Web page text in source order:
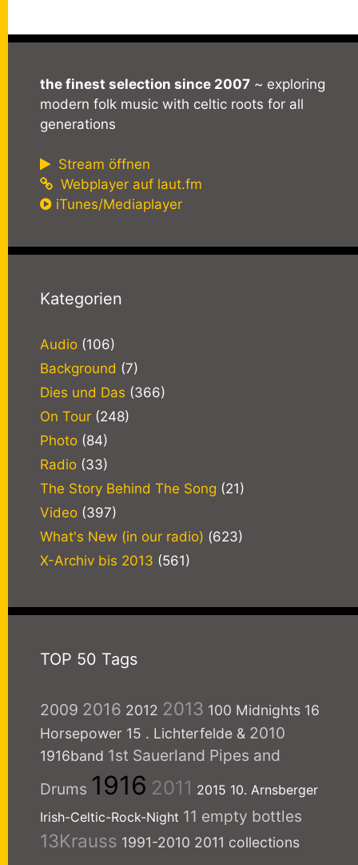
the finest selection since 2007 ~ exploring
modern folk music with celtic roots for all
generations
Stream öffnen
Webplayer auf laut.fm
iTunes/Mediaplayer
Kategorien
Audio (106)
Background (7)
Dies und Das (366)
On Tour (248)
Photo (84)
Radio (33)
The Story Behind The Song (21)
Video (397)
What's New (in our radio) (623)
X-Archiv bis 2013 (561)
TOP 50 Tags
2009 2016 2012 2013 100 Midnights 16
Horsepower 15 . Lichterfelde & 2010
1916band 1st Sauerland Pipes and
Drums 1916 2011 2015 10. Arnsberger
Irish-Celtic-Rock-Night 11 empty bottles
13Krauss 1991-2010 2011 collections